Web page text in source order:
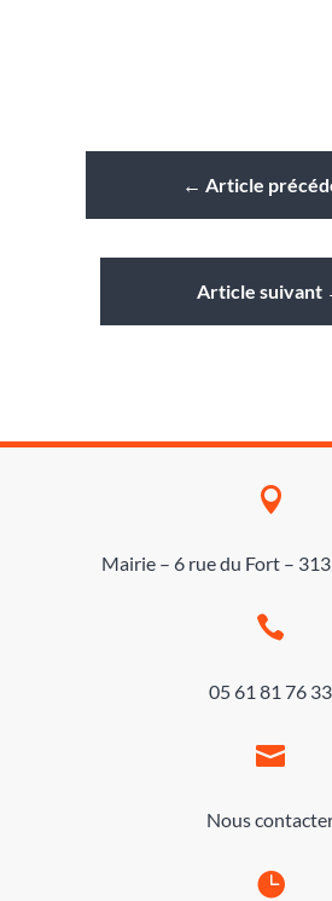
← Article
Article suivant

Mairie – 6 rue du Fort –

05 61 81 76 33

Nous
